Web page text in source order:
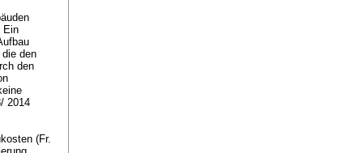
Ein
den
den
2014
(Fr.